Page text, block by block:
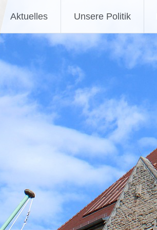
Aktuelles Unsere Politik